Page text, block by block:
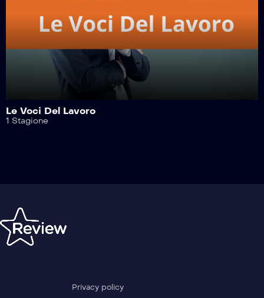
Le Voci Del Lavoro
1 Stagione
Privacy policy